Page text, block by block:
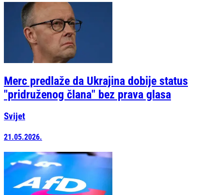
Merc predlaže da Ukrajina dobije status
"pridruženog člana" bez prava glasa
Svijet
21.05.2026.